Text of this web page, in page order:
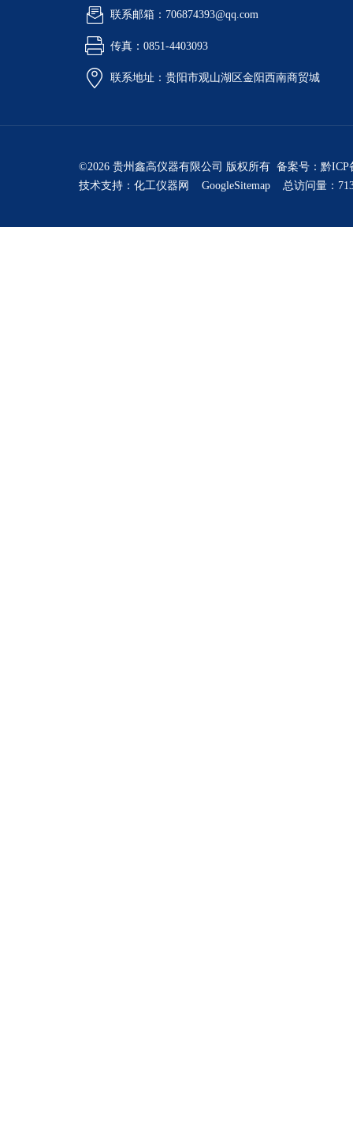
联系邮箱：706874393@qq.com
传真：0851-4403093
联系地址：贵阳市观山湖区金阳西南商贸城
©2026 贵州鑫高仪器有限公司 版权所有 备案号： 黔ICP
技术支持： 化工仪器网 GoogleSitemap 总访问量：